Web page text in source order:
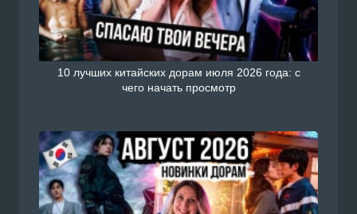
10 лучших китайских дорам июля 2026 года: с
чего начать просмотр